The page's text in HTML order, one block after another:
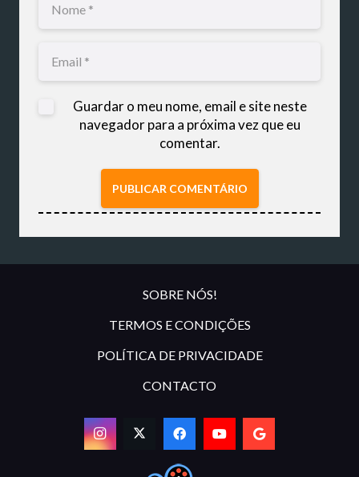
Guardar o meu nome, email e site neste
navegador para a próxima vez que eu
comentar.
PUBLICAR COMENTÁRIO
SOBRE NÓS!
TERMOS E CONDIÇÕES
POLÍTICA DE PRIVACIDADE
CONTACTO